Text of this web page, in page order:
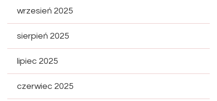
wrzesień 2025
sierpień 2025
lipiec 2025
czerwiec 2025